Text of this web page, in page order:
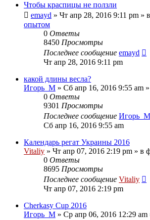
Чтобы краспицы не ползли
emayd » Чт апр 28, 2016 9:11 pm »
опытом
0 Ответы
8450 Просмотры
Последнее сообщение emayd
Чт апр 28, 2016 9:11 pm
какой длины весла?
Игорь_М » Сб апр 16, 2016 9:55 am
0 Ответы
9301 Просмотры
Последнее сообщение Игорь_М
Сб апр 16, 2016 9:55 am
Календарь регат Украины 2016
Vitaliy » Чт апр 07, 2016 2:19 pm » в
0 Ответы
8695 Просмотры
Последнее сообщение Vitaliy
Чт апр 07, 2016 2:19 pm
Cherkasy Cup 2016
Игорь_М » Ср апр 06, 2016 12:29